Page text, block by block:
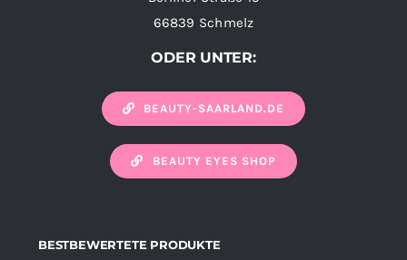
66839 Schmelz
ODER UNTER:
BEAUTY-SAARLAND.DE
BEAUTY EYES SHOP
BESTBEWERTETE PRODUKTE